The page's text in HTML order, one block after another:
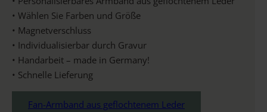
• Wählen Sie Farben und Größe
• Magnetverschluss
• Individualisierbar durch Gravur
• Handarbeit – made in Germany!
• Schnelle Lieferung
Fan-Armband aus geflochtenem Leder